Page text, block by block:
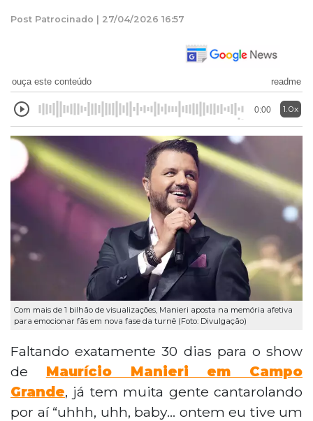
Post Patrocinado | 27/04/2026 16:57
ouça este conteúdo readme
0:00 1.0x
Com mais de 1 bilhão de visualizações, Manieri aposta na memória afetiva
para emocionar fãs em nova fase da turnê (Foto: Divulgação)
Faltando exatamente 30 dias para o show
de Maurício Manieri em Campo
Grande, já tem muita gente cantarolando
por aí “uhhh, uhh, baby… ontem eu tive um